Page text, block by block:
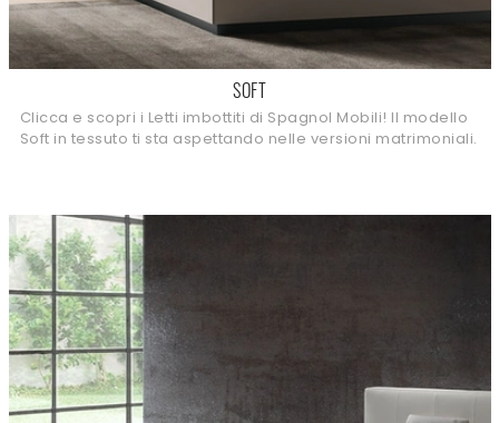
SOFT
Clicca e scopri i Letti imbottiti di Spagnol Mobili! Il modello
Soft in tessuto ti sta aspettando nelle versioni matrimoniali.